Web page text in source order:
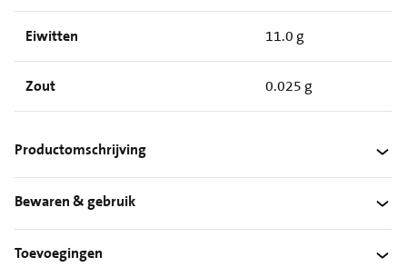
Eiwitten 11.0 g
Zout 0.025 g
Productomschrijving
Bewaren & gebruik
Toevoegingen